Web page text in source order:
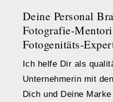
Deine Personal
Fotografie-
Fotogenitäts-
Ich helfe Dir als
Unternehmerin mit den
Dich und Deine